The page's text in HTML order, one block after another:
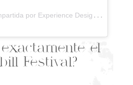
U
na publicación compartida por Experience Designer by Ari (@experience.designer)
el
Festival?